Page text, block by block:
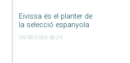
Eivissa és el planter de
la selecció espanyola
04/08/2026 08:24